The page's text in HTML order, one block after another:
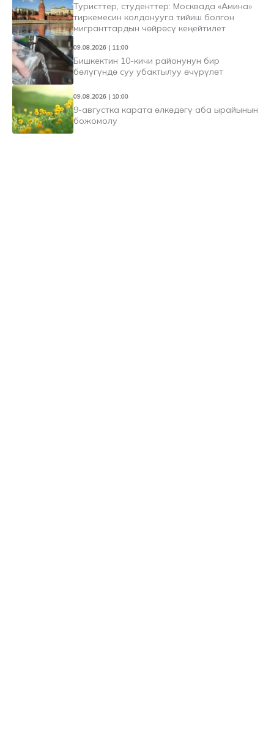
Туристтер, студенттер: Москвада «Амина»
тиркемесин колдонууга тийиш болгон
мигранттардын чөйрөсү кеңейтилет
09.08.2026 | 11:00
Бишкектин 10-кичи районунун бир
бөлүгүндө суу убактылуу өчүрүлөт
09.08.2026 | 10:00
9-августка карата өлкөдөгү аба ырайынын
божомолу